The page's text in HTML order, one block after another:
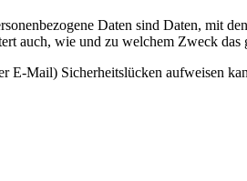
Daten sind Daten, mit
auch, wie und zu welchem Zweck das
Mail) Sicherheitslücken aufweisen